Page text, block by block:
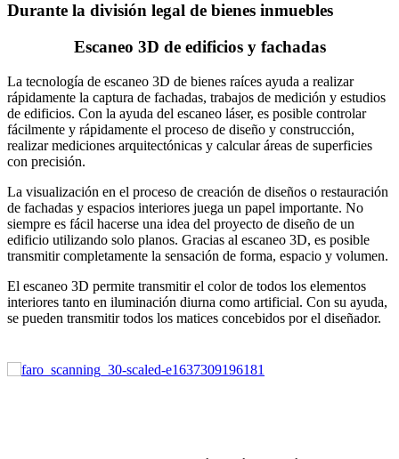
Durante la división legal de bienes inmuebles
Escaneo 3D de edificios y fachadas
La tecnología de escaneo 3D de bienes raíces ayuda a realizar
rápidamente la captura de fachadas, trabajos de medición y estudios
de edificios. Con la ayuda del escaneo láser, es posible controlar
fácilmente y rápidamente el proceso de diseño y construcción,
realizar mediciones arquitectónicas y calcular áreas de superficies
con precisión.
La visualización en el proceso de creación de diseños o restauración
de fachadas y espacios interiores juega un papel importante. No
siempre es fácil hacerse una idea del proyecto de diseño de un
edificio utilizando solo planos. Gracias al escaneo 3D, es posible
transmitir completamente la sensación de forma, espacio y volumen.
El escaneo 3D permite transmitir el color de todos los elementos
interiores tanto en iluminación diurna como artificial. Con su ayuda,
se pueden transmitir todos los matices concebidos por el diseñador.